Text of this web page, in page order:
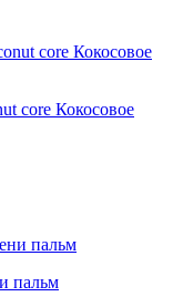
core Кокосовое
пальм